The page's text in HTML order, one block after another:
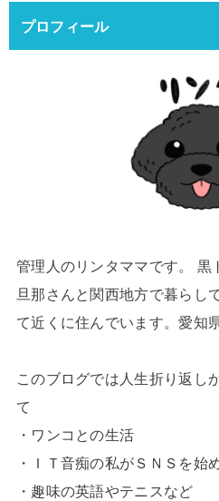
プロフィール
管理人のリンタママです。 黒
旦那さんと関西地方で暮らし
て近くに住んでいます。愛知
このブログでは人生折り返し
て
・ワンコとの生活
・ＩＴ音痴の私がＳＮＳを始
・趣味の英語やテニスなど